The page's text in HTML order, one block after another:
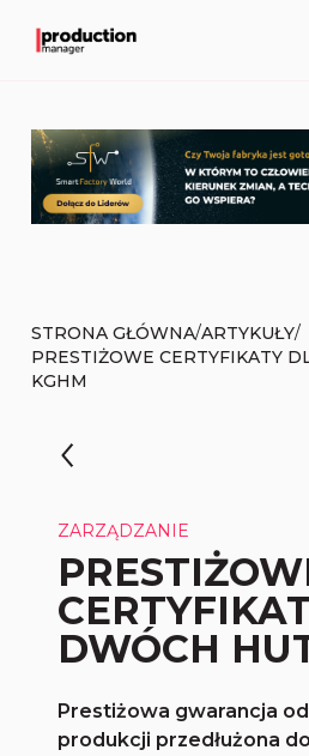
STRONA GŁÓWNA/ARTYKUŁY/
PRESTIŻOWE CERTYFIKATY
KGHM
ZARZĄDZANIE
DWÓCH
Prestiżowa gwarancja
produkcji przedłużona